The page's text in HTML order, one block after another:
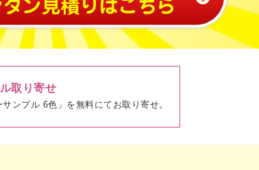
取り寄せ
サンプル 6色」を無料にてお取り寄せ。